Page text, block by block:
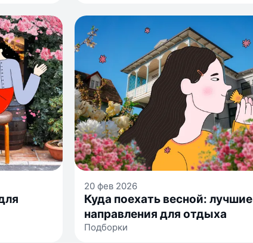
20 фев 2026
Куда поехать весной: лучшие
направления для отдыха
Подборки